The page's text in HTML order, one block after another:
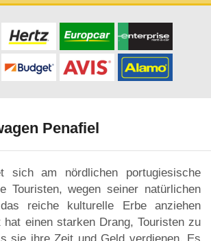
Penafiel
sich am nördlichen portugiesische
Touristen, wegen seiner natürlichen
reiche kulturelle Erbe anziehen
einen starken Drang, Touristen zu
sie ihre Zeit und Geld verdienen. Es